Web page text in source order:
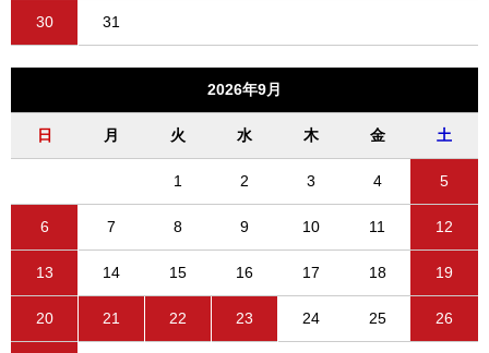
30 31
2026年9月
日 月 火 水 木 金 土
1 2 3 4 5
6 7 8 9 10 11 12
13 14 15 16 17 18 19
20 21 22 23 24 25 26